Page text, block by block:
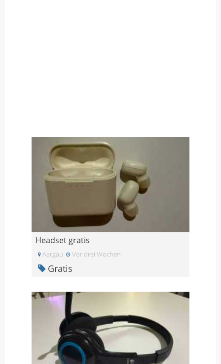
Headset gratis
Aargau Vor drei Wochen
Gratis